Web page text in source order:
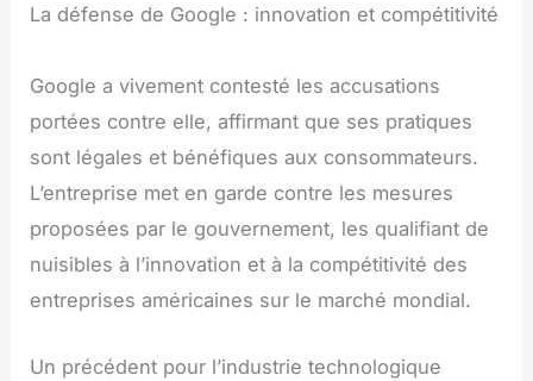
La défense de Google : innovation et compétitivité
Google a vivement contesté les accusations
portées contre elle, affirmant que ses pratiques
sont légales et bénéfiques aux consommateurs.
L’entreprise met en garde contre les mesures
proposées par le gouvernement, les qualifiant de
nuisibles à l’innovation et à la compétitivité des
entreprises américaines sur le marché mondial.
Un précédent pour l’industrie technologique